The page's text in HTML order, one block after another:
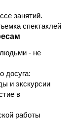
занятий.
спектаклей
- не
досуга:
и экскурсии
в
работы